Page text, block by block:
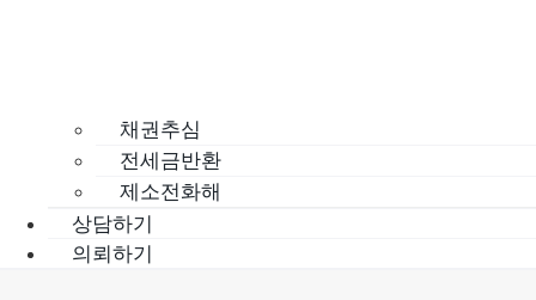
채권추심
전세금반환
제소전화해
상담하기
의뢰하기